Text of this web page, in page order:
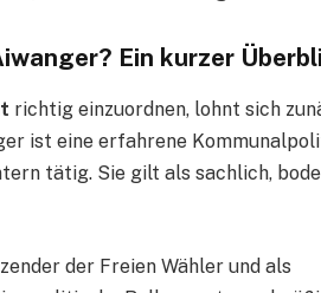
Ein kurzer
richtig einzuordnen, lohnt sich
ist eine erfahrene
tätig. Sie gilt als sachlich,
der Freien Wähler und als